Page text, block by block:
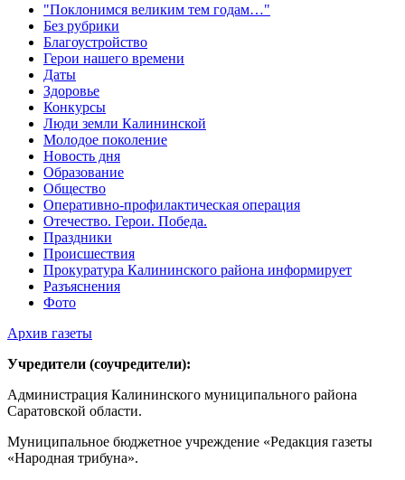
"Поклонимся великим тем годам…"
Без рубрики
Благоустройство
Герои нашего времени
Даты
Здоровье
Конкурсы
Люди земли Калининской
Молодое поколение
Новость дня
Образование
Общество
Оперативно-профилактическая операция
Отечество. Герои. Победа.
Праздники
Происшествия
Прокуратура Калининского района информирует
Разъяснения
Фото
Архив газеты
Учредители (соучредители):
Администрация Калининского муниципального района
Саратовской области.
Муниципальное бюджетное учреждение «Редакция газеты
«Народная трибуна».